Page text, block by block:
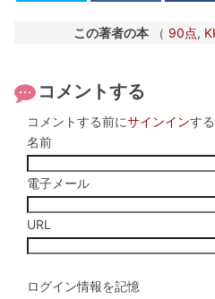
この著者の本 （ 90点,
コメントする
コメントする前にサインインす
名前
電子メール
URL
ログイン情報を記憶